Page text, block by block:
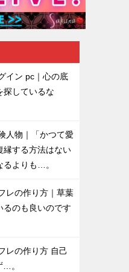
イン pc｜心の底
探しているな
人物｜「かつて愛
縁する方法はない
るよりも…。
レの作り方｜草葉
るのも良いのです
レの作り方 自己
…。